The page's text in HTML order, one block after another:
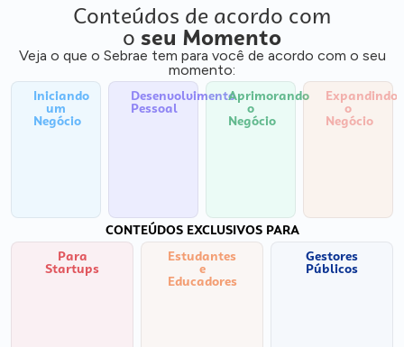
Conteúdos de acordo com
o seu Momento
Veja o que o Sebrae tem para você de acordo com o seu
momento:
Iniciando
um
Negócio
Desenvolvimento
Pessoal
Aprimorando
o
Negócio
Expandindo
o
Negócio
CONTEÚDOS EXCLUSIVOS PARA
Para
Startups
Estudantes
e
Educadores
Gestores
Públicos